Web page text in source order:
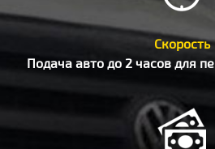
Скорость
Подача авто до 2 часов для